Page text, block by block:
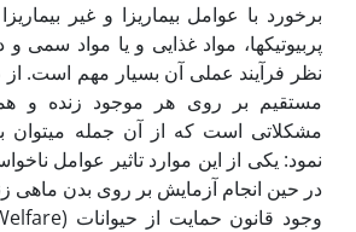
برخورد با عوامل بیماری‏زا و غیر بیماری‏زا
پربیوتیک‏ها، مواد غذایی و یا مواد سمی و
نظر فرآیند عملی آن بسیار مهم است.
مستقیم بر روی هر موجود زنده و
مشکلاتی است که از آن جمله می‏توان
نمود: یکی از این موارد تاثیر عوامل
در حین انجام آزمایش بر روی بدن ماهی